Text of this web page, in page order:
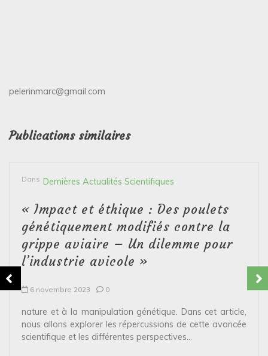
pelerinmarc@gmail.com
Publications similaires
Dans Dernières Actualités Scientifiques
« Impact et éthique : Des poulets
génétiquement modifiés contre la
grippe aviaire – Un dilemme pour
l’industrie avicole »
6 novembre 2023 0
nature et à la manipulation génétique. Dans cet article,
nous allons explorer les répercussions de cette avancée
scientifique et les différentes perspectives...